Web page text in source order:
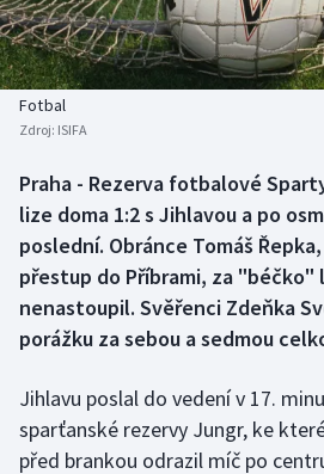
Basketbal
Biatlon
Box
Curling
Dostihy
Florbal
Historické návraty
Aplikace ČT sport
Fotbal
Zdroj: ISIFA
Praha - Rezerva fotbalové
lize doma 1:2 s Jihlavou a po
poslední. Obránce Tomáš
přestup do Příbrami, za
nenastoupil. Svěřenci Zdeňka
porážku za sebou a sedmou
Jihlavu poslal do vedení v 17.
sparťanské rezervy Jungr, ke
před brankou odrazil míč po